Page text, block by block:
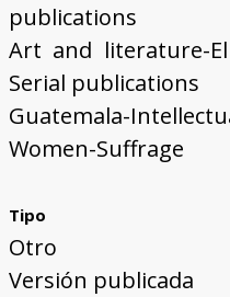
publications
Art and literature-
Serial publications
Guatemala-
Women-Suffrage
Tipo
Otro
Versión publicada